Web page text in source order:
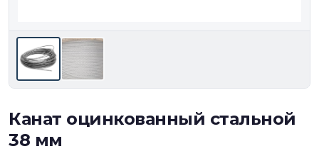
Канат оцинкованный стальной
38 мм